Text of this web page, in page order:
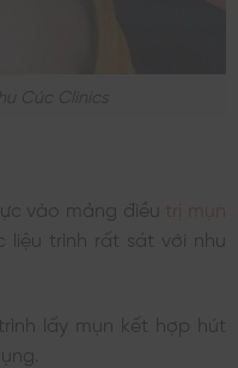
Cúc Clinics
vào mảng điều
liệu trình rất sát với nhu
lấy mụn kết hợp hút